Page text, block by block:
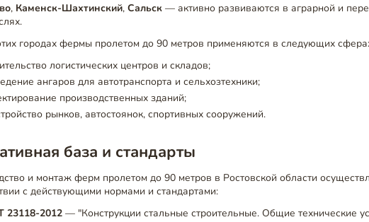
, Каменск-Шахтинский,Сальск — активно развиваются в аграрной и
городах фермы пролетом до 90 метров применяются в следующих
логистических центров и складов;
ангаров для автотранспорта и сельхозтехники;
производственных зданий;
рынков, автостоянок, спортивных сооружений.
база и стандарты
и монтаж ферм пролетом до 90 метров в Ростовской области
с действующими нормами и стандартами:
23118-2012 — "Конструкции стальные строительные. Общие технические